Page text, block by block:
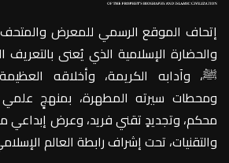
إتحاف الموقع الرسمي للمعرض والمتحف
والحضارة الإسلامية الذي يُعنى بالتعريف
ﷺ، وآدابه الكريمة، وأخلاقه
ومحطات سيرته المطهرة، بمنهجٍ علمي
محكم، وتجديدٍ تقني فريد، وعرض إبداعي
والتقنيات، تحت إشراف رابطة العالم